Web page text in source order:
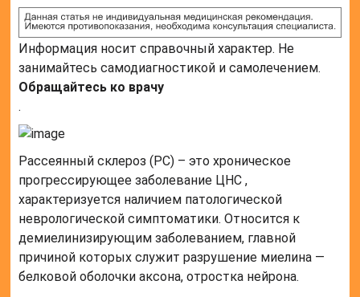
Информация носит справочный характер. Не
занимайтесь самодиагностикой и самолечением.
Обращайтесь ко врачу
.
Рассеянный склероз (РС) – это хроническое
прогрессирующее заболевание ЦНС ,
характеризуется наличием патологической
неврологической симптоматики. Относится к
демиелинизирующим заболеванием, главной
причиной которых служит разрушение миелина —
белковой оболочки аксона, отростка нейрона.